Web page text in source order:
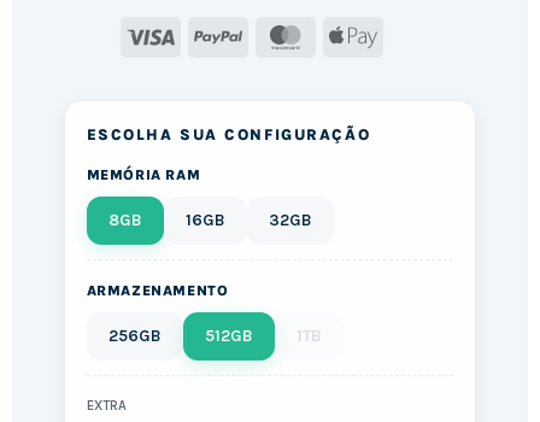
Visa PayPal MasterCard
Apple
ESCOLHA SUA CONFIGURAÇÃO
MEMÓRIA RAM
8GB 16GB 32GB
ARMAZENAMENTO
256GB 512GB 1TB
EXTRA